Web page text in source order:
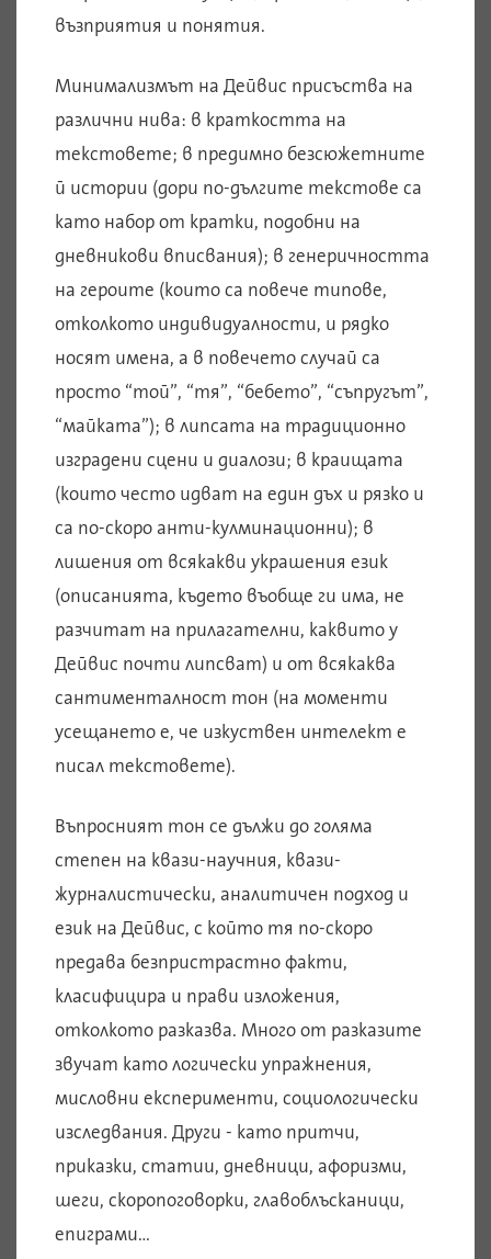
възприятия и понятия.
Минимализмът на Дейвис присъства на
различни нива: в краткостта на
текстовете; в предимно безсюжетните
й истории (дори по-дългите текстове са
като набор от кратки, подобни на
дневникови вписвания); в генеричността
на героите (които са повече типове,
отколкото индивидуалности, и рядко
носят имена, а в повечето случай са
просто “той”, “тя”, “бебето”, “съпругът”,
“майката”); в липсата на традиционно
изградени сцени и диалози; в краищата
(които често идват на един дъх и рязко и
са по-скоро анти-кулминационни); в
лишения от всякакви украшения език
(описанията, където въобще ги има, не
разчитат на прилагателни, каквито у
Дейвис почти липсват) и от всякаква
сантименталност тон (на моменти
усещането е, че изкуствен интелект е
писал текстовете).
Въпросният тон се дължи до голяма
степен на квази-научния, квази-
журналистически, аналитичен подход и
език на Дейвис, с който тя по-скоро
предава безпристрастно факти,
класифицира и прави изложения,
отколкото разказва. Много от разказите
звучат като логически упражнения,
мисловни експерименти, социологически
изследвания. Други - като притчи,
приказки, статии, дневници, афоризми,
шеги, скоропоговорки, главоблъсканици,
епиграми…